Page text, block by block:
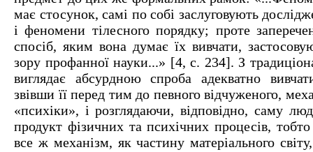
має стосунок, самі по собі заслуговують
і феномени тілесного порядку; проте
спосіб, яким вона думає їх вивчати,
зору профанної науки...» [4, с. 234]. З
виглядає абсурдною спроба адекватно
звівши її перед тим до певного відчуженого,
«психіки», і розглядаючи, відповідно, саму
продукт фізичних та психічних процесів,
все ж механізм, як частину матеріального